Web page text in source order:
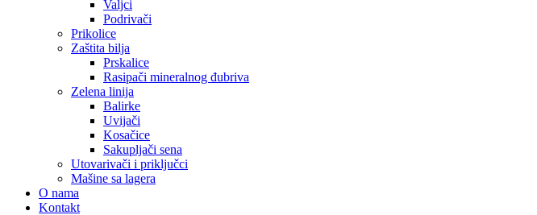
Valjci
Podrivači
Prikolice
Zaštita bilja
Prskalice
Rasipači mineralnog đubriva
Zelena linija
Balirke
Uvijači
Kosačice
Sakupljači sena
Utovarivači i priključci
Mašine sa lagera
O nama
Kontakt